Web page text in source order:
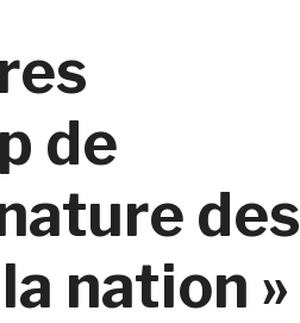
de
des
nation »